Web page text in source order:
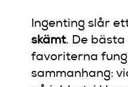
Ingenting slår
skämt. De bästa
favoriterna
sammanhang: